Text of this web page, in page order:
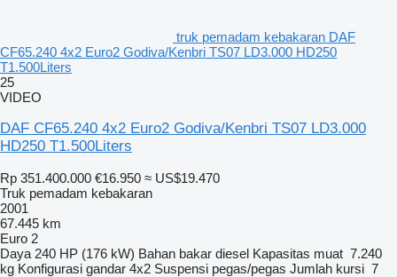
truk pemadam kebakaran DAF
CF65.240 4x2 Euro2 Godiva/Kenbri TS07 LD3.000 HD250
T1.500Liters
25
VIDEO
DAF CF65.240 4x2 Euro2 Godiva/Kenbri TS07 LD3.000
HD250 T1.500Liters
Rp 351.400.000 €16.950 ≈ US$19.470
Truk pemadam kebakaran
2001
67.445 km
Euro 2
Daya 240 HP (176 kW) Bahan bakar diesel Kapasitas muat 7.240
kg Konfigurasi gandar 4x2 Suspensi pegas/pegas Jumlah kursi 7